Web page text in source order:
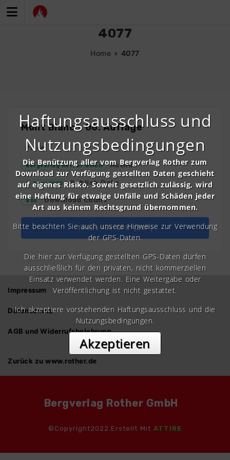
Inhalt
4077
Home » 4077
Mont Blanc – 06. Auflage
Price
Bergverlag Rother GmbH Author
2. April 2020 Publish Date
865 Download Count
Todos los GPX (ZIP)
Impressum
Datenschutz
AGB und Widerrufsbelehrung
Zurück zu www.rother.de
Bergverlag Rother GmbH
©Copyright2022.Erstellt Mit ATTIRE
Haftungsausschluss und
Nutzungsbedingungen
Die Benützung aller vom Bergverlag Rother zum
Download zur Verfügung gestellten Daten geschieht
auf eigenes Risiko. Soweit gesetzlich zulässig, wird
eine Haftung für etwaige Unfälle und Schäden jeder
Art aus keinem Rechtsgrund übernommen.
Bitte beachten Sie auch unsere Hinweise zur Verwendung
der GPS-Daten.
Die hier zur Verfügung gestellten GPS-Daten dürfen
ausschließlich für den privaten, nicht kommerziellen
Einsatz verwendet werden. Eine Weitergabe oder
Veröffentlichung ist nicht gestattet.
Ich akzeptiere vorstehenden Haftungsausschluss und die
Nutzungsbedingungen.
Akzeptieren